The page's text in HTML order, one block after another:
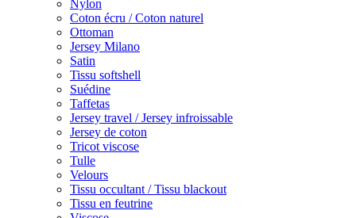
Nylon
Coton écru / Coton naturel
Ottoman
Jersey Milano
Satin
Tissu softshell
Suédine
Taffetas
Jersey travel / Jersey infroissable
Jersey de coton
Tricot viscose
Tulle
Velours
Tissu occultant / Tissu blackout
Tissu en feutrine